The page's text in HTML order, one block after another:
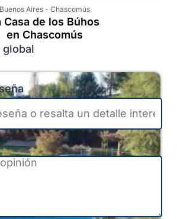
Buenos Aires- Chascomús
Casa de los Búhos
en Chascomús
global